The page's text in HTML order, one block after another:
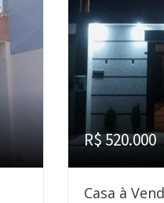
R$ 520.000
Casa à